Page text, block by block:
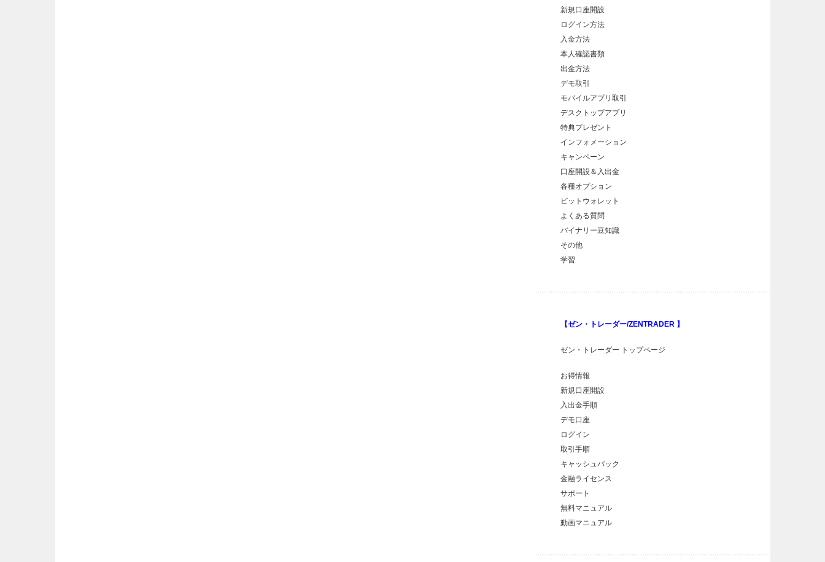
新規口座開設
ログイン方法
入金方法
本人確認書類
出金方法
デモ取引
モバイルアプリ取引
デスクトップアプリ
特典プレゼント
インフォメーション
キャンペーン
口座開設＆入出金
各種オプション
ビットウォレット
よくある質問
バイナリー豆知識
その他
学習
【ゼン・トレーダー/ZENTRADER 】
ゼン・トレーダー トップページ
お得情報
新規口座開設
入出金手順
デモ口座
ログイン
取引手順
キャッシュバック
金融ライセンス
サポート
無料マニュアル
動画マニュアル